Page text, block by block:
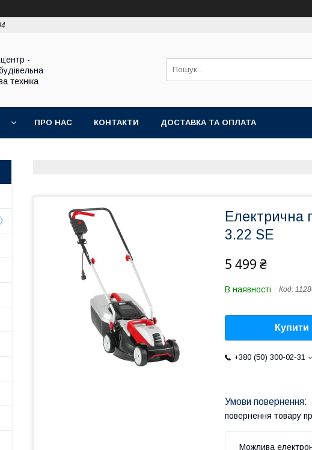
-
техніка
ПРО НАС КОНТАКТИ ДОСТАВКА ТА ОПЛАТА
Електрична
3.22 SE
5 499 ₴
В наявності Код:
Купити
+380 (50) 300-02-31
повернення товару